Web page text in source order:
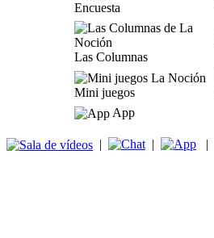
Encuesta
Las Columnas
Mini juegos
App
| | |